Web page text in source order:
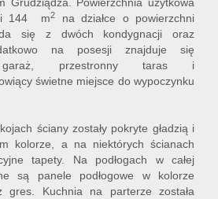
Grudziądza. Powierzchnia użytkowa
144 m2
na działce o powierzchni
się z dwóch kondygnacji oraz
na posesji znajduje się
garaż, przestronny taras i
świetne miejsce do wypoczynku
ściany zostały pokryte gładzią i
kolorze, a na niektórych ścianach
tapety. Na podłogach w całej
są panele podłogowe w kolorze
gres. Kuchnia na parterze została